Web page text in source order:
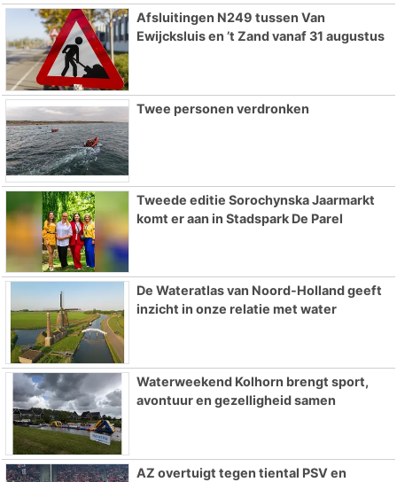
Afsluitingen N249 tussen Van
Ewijcksluis en ’t Zand vanaf 31 augustus
Twee personen verdronken
Tweede editie Sorochynska Jaarmarkt
komt er aan in Stadspark De Parel
De Wateratlas van Noord-Holland geeft
inzicht in onze relatie met water
Waterweekend Kolhorn brengt sport,
avontuur en gezelligheid samen
AZ overtuigt tegen tiental PSV en